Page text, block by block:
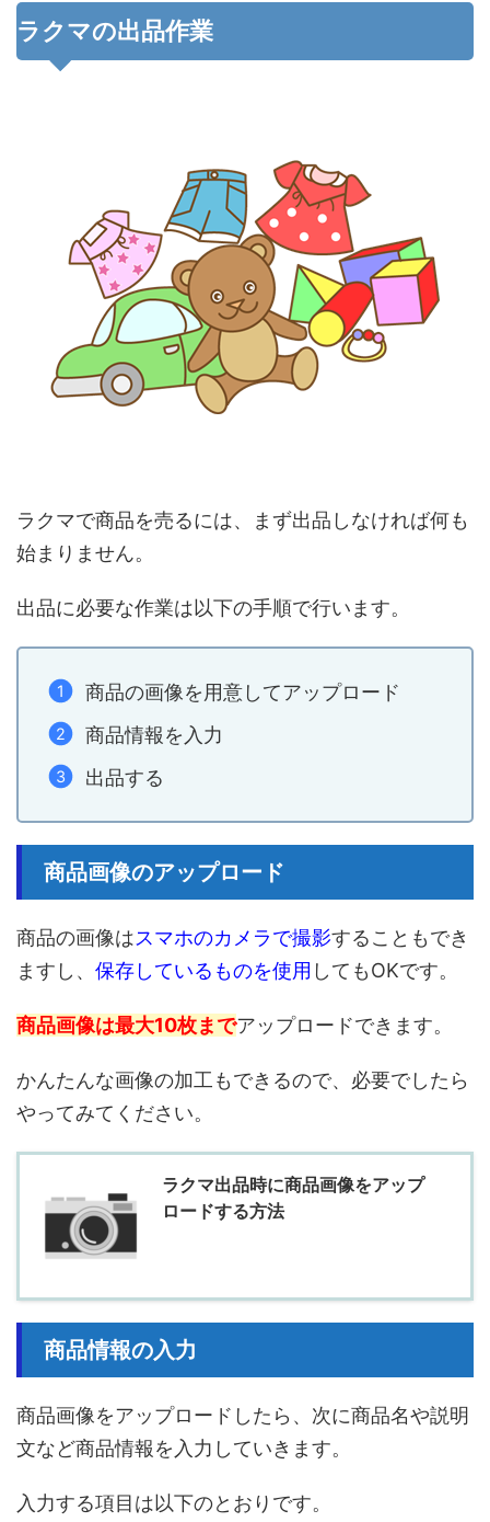
ラクマの出品作業
ラクマで商品を売るには、まず出品しなければ何も
始まりません。
出品に必要な作業は以下の手順で行います。
商品の画像を用意してアップロード
商品情報を入力
出品する
商品画像のアップロード
商品の画像はスマホのカメラで撮影することもでき
ますし、 保存しているものを使用 してもOKです。
商品画像は最大10枚までアップロードできます。
かんたんな画像の加工もできるので、必要でしたら
やってみてください。
ラクマ出品時に商品画像をアップ
ロードする方法
商品情報の入力
商品画像をアップロードしたら、次に商品名や説明
文など商品情報を入力していきます。
入力する項目は以下のとおりです。